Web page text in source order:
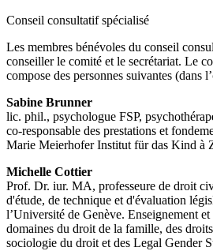
Conseil consultatif spécialisé
Les membres bénévoles du conseil
conseiller le comité et le secrétariat. Le
compose des personnes suivantes (dans
Sabine Brunner
lic. phil., psychologue FSP,
co-responsable des prestations et
Marie Meierhofer Institut für das Kind à
Michelle Cottier
Prof. Dr. iur. MA, professeure de droit
d'étude, de technique et d'évaluation
l’Université de Genève. Enseignement et
domaines du droit de la famille, des
sociologie du droit et des Legal Gender